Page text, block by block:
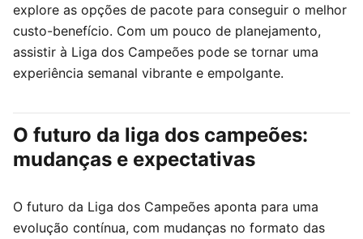
explore as opções de pacote para conseguir o melhor
custo-benefício. Com um pouco de planejamento,
assistir à Liga dos Campeões pode se tornar uma
experiência semanal vibrante e empolgante.
O futuro da liga dos campeões:
mudanças e expectativas
O futuro da Liga dos Campeões aponta para uma
evolução contínua, com mudanças no formato das